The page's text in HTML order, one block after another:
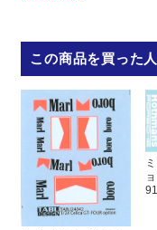
この商品を買った